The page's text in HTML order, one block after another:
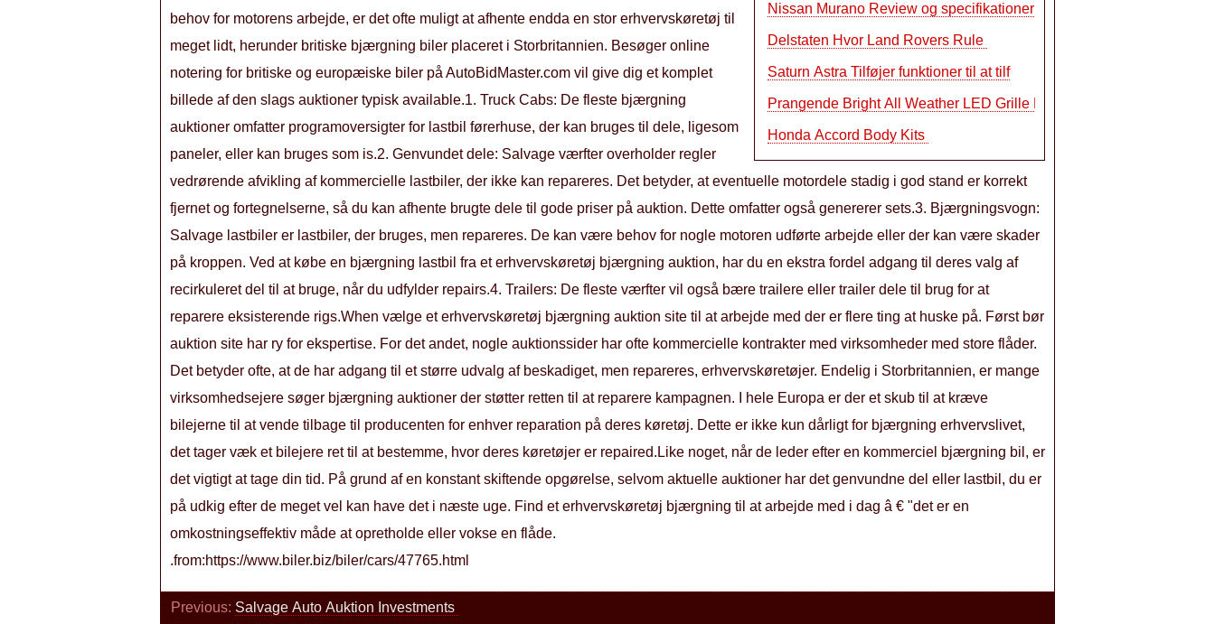
Nissan Murano Review og specifikationer
Delstaten Hvor Land Rovers Rule
Saturn Astra Tilføjer funktioner til at tilf
Prangende Bright All Weather LED Grille Light
Honda Accord Body Kits
behov for motorens arbejde, er det ofte muligt at afhente endda en stor erhvervskøretøj til
meget lidt, herunder britiske bjærgning biler placeret i Storbritannien. Besøger online
notering for britiske og europæiske biler på AutoBidMaster.com vil give dig et komplet
billede af den slags auktioner typisk available.1. Truck Cabs: De fleste bjærgning
auktioner omfatter programoversigter for lastbil førerhuse, der kan bruges til dele, ligesom
paneler, eller kan bruges som is.2. Genvundet dele: Salvage værfter overholder regler
vedrørende afvikling af kommercielle lastbiler, der ikke kan repareres. Det betyder, at eventuelle motordele stadig i god stand er korrekt
fjernet og fortegnelserne, så du kan afhente brugte dele til gode priser på auktion. Dette omfatter også genererer sets.3. Bjærgningsvogn:
Salvage lastbiler er lastbiler, der bruges, men repareres. De kan være behov for nogle motoren udførte arbejde eller der kan være skader
på kroppen. Ved at købe en bjærgning lastbil fra et erhvervskøretøj bjærgning auktion, har du en ekstra fordel adgang til deres valg af
recirkuleret del til at bruge, når du udfylder repairs.4. Trailers: De fleste værfter vil også bære trailere eller trailer dele til brug for at
reparere eksisterende rigs.When vælge et erhvervskøretøj bjærgning auktion site til at arbejde med der er flere ting at huske på. Først bør
auktion site har ry for ekspertise. For det andet, nogle auktionssider har ofte kommercielle kontrakter med virksomheder med store flåder.
Det betyder ofte, at de har adgang til et større udvalg af beskadiget, men repareres, erhvervskøretøjer. Endelig i Storbritannien, er mange
virksomhedsejere søger bjærgning auktioner der støtter retten til at reparere kampagnen. I hele Europa er der et skub til at kræve
bilejerne til at vende tilbage til producenten for enhver reparation på deres køretøj. Dette er ikke kun dårligt for bjærgning erhvervslivet,
det tager væk et bilejere ret til at bestemme, hvor deres køretøjer er repaired.Like noget, når de leder efter en kommerciel bjærgning bil, er
det vigtigt at tage din tid. På grund af en konstant skiftende opgørelse, selvom aktuelle auktioner har det genvundne del eller lastbil, du er
på udkig efter de meget vel kan have det i næste uge. Find et erhvervskøretøj bjærgning til at arbejde med i dag â € "det er en
omkostningseffektiv måde at opretholde eller vokse en flåde.
.from:https://www.biler.biz/biler/cars/47765.html
Previous: Salvage Auto Auktion Investments